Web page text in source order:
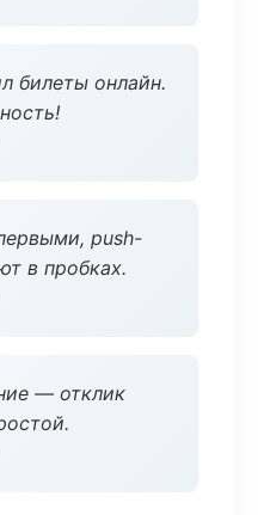
билеты онлайн.
push-
в пробках.
— отклик